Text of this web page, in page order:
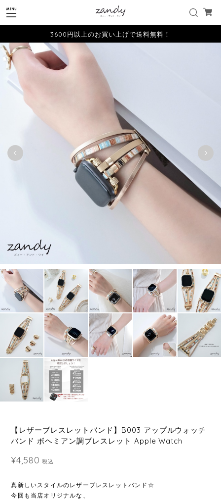
3600円以上のお買い上げで送料無料！
【レザーブレスレットバンド】B003 アップルウォッチ
バンド ボヘミアン調ブレスレット Apple Watch
¥4,580 税込
真新しいスタイルのレザーブレスレットバンド☆
今回も当店オリジナルな、